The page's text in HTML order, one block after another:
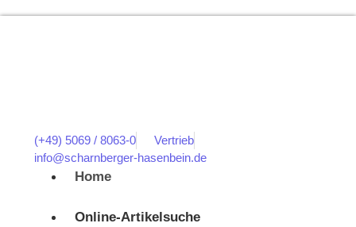
(+49) 5069 / 8063-0
Vertrieb
info@scharnberger-hasenbein.de
Home
Online-Artikelsuche